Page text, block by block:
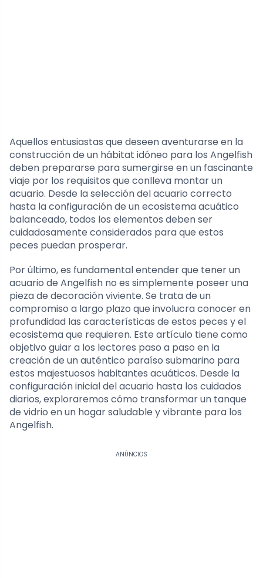
Aquellos entusiastas que deseen aventurarse en la
construcción de un hábitat idóneo para los Angelfish
deben prepararse para sumergirse en un fascinante
viaje por los requisitos que conlleva montar un
acuario. Desde la selección del acuario correcto
hasta la configuración de un ecosistema acuático
balanceado, todos los elementos deben ser
cuidadosamente considerados para que estos
peces puedan prosperar.
Por último, es fundamental entender que tener un
acuario de Angelfish no es simplemente poseer una
pieza de decoración viviente. Se trata de un
compromiso a largo plazo que involucra conocer en
profundidad las características de estos peces y el
ecosistema que requieren. Este artículo tiene como
objetivo guiar a los lectores paso a paso en la
creación de un auténtico paraíso submarino para
estos majestuosos habitantes acuáticos. Desde la
configuración inicial del acuario hasta los cuidados
diarios, exploraremos cómo transformar un tanque
de vidrio en un hogar saludable y vibrante para los
Angelfish.
ANÚNCIOS